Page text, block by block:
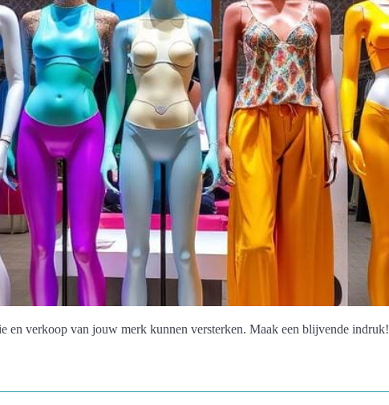
en verkoop van jouw merk kunnen versterken. Maak een blijvende indruk!